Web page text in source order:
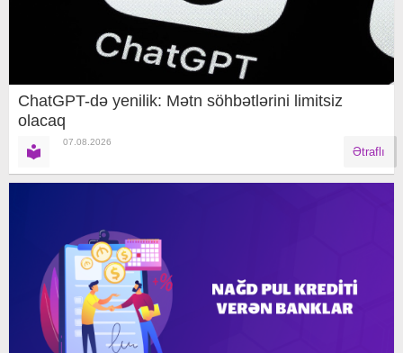
ChatGPT-də yenilik: Mətn söhbətlərini limitsiz
olacaq
07.08.2026
Ətraflı